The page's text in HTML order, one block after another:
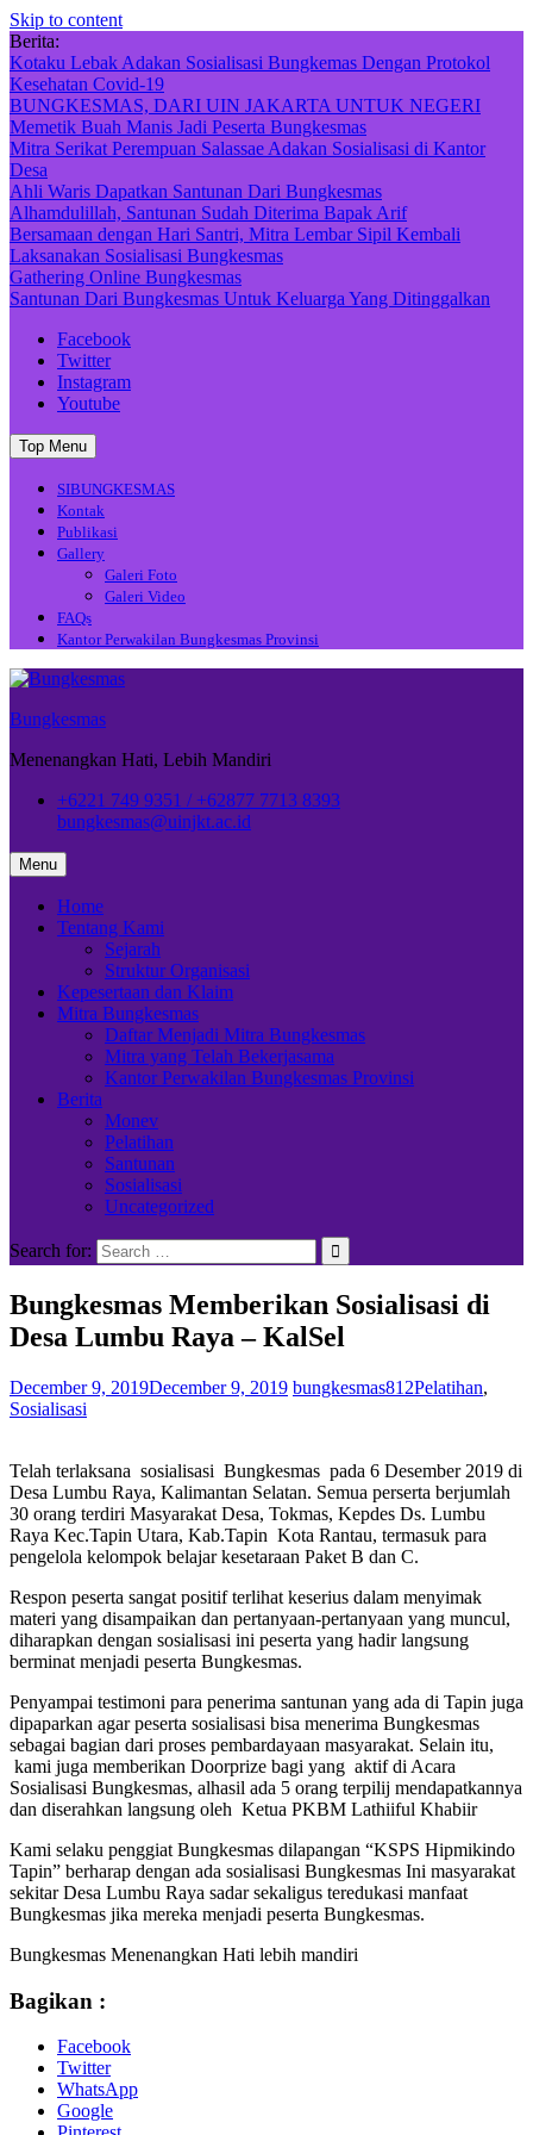
Skip to content
Berita:
Kotaku Lebak Adakan Sosialisasi Bungkemas Dengan Protokol
Kesehatan Covid-19
BUNGKESMAS, DARI UIN JAKARTA UNTUK NEGERI
Memetik Buah Manis Jadi Peserta Bungkesmas
Mitra Serikat Perempuan Salassae Adakan Sosialisasi di Kantor
Desa
Ahli Waris Dapatkan Santunan Dari Bungkesmas
Alhamdulillah, Santunan Sudah Diterima Bapak Arif
Bersamaan dengan Hari Santri, Mitra Lembar Sipil Kembali
Laksanakan Sosialisasi Bungkesmas
Gathering Online Bungkesmas
Santunan Dari Bungkesmas Untuk Keluarga Yang Ditinggalkan
Facebook
Twitter
Instagram
Youtube
Top Menu
SIBUNGKESMAS
Kontak
Publikasi
Gallery
Galeri Foto
Galeri Video
FAQs
Kantor Perwakilan Bungkesmas Provinsi
Bungkesmas
Menenangkan Hati, Lebih Mandiri
+6221 749 9351 / +62877 7713 8393
bungkesmas@uinjkt.ac.id
Menu
Home
Tentang Kami
Sejarah
Struktur Organisasi
Kepesertaan dan Klaim
Mitra Bungkesmas
Daftar Menjadi Mitra Bungkesmas
Mitra yang Telah Bekerjasama
Kantor Perwakilan Bungkesmas Provinsi
Berita
Monev
Pelatihan
Santunan
Sosialisasi
Uncategorized
Search for:
Bungkesmas Memberikan Sosialisasi di
Desa Lumbu Raya – KalSel
December 9, 2019December 9, 2019 bungkesmas812Pelatihan,
Sosialisasi
Telah terlaksana sosialisasi Bungkesmas pada 6 Desember 2019 di
Desa Lumbu Raya, Kalimantan Selatan. Semua perserta berjumlah
30 orang terdiri Masyarakat Desa, Tokmas, Kepdes Ds. Lumbu
Raya Kec.Tapin Utara, Kab.Tapin Kota Rantau, termasuk para
pengelola kelompok belajar kesetaraan Paket B dan C.
Respon peserta sangat positif terlihat keserius dalam menyimak
materi yang disampaikan dan pertanyaan-pertanyaan yang muncul,
diharapkan dengan sosialisasi ini peserta yang hadir langsung
berminat menjadi peserta Bungkesmas.
Penyampai testimoni para penerima santunan yang ada di Tapin juga
dipaparkan agar peserta sosialisasi bisa menerima Bungkesmas
sebagai bagian dari proses pembardayaan masyarakat. Selain itu,
kami juga memberikan Doorprize bagi yang aktif di Acara
Sosialisasi Bungkesmas, alhasil ada 5 orang terpilij mendapatkannya
dan diserahkan langsung oleh Ketua PKBM Lathiiful Khabiir
Kami selaku penggiat Bungkesmas dilapangan “KSPS Hipmikindo
Tapin” berharap dengan ada sosialisasi Bungkesmas Ini masyarakat
sekitar Desa Lumbu Raya sadar sekaligus teredukasi manfaat
Bungkesmas jika mereka menjadi peserta Bungkesmas.
Bungkesmas Menenangkan Hati lebih mandiri
Bagikan :
Facebook
Twitter
WhatsApp
Google